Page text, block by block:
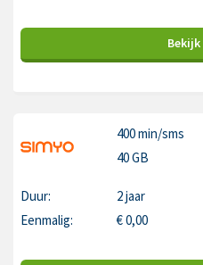
Bekijk
400 min/sms
40 GB
Duur:
2 jaar
Eenmalig:
€0,00